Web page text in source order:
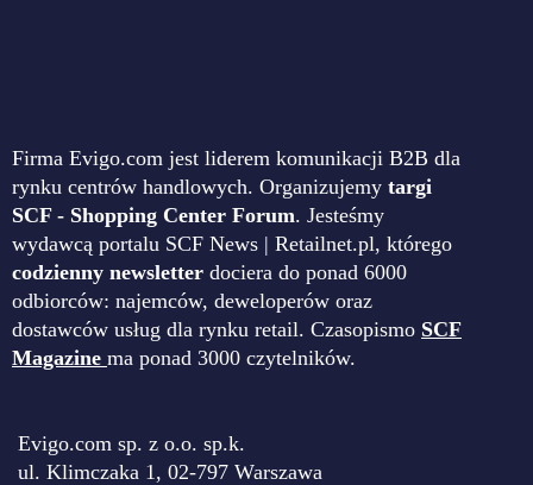
Firma Evigo.com jest liderem komunikacji B2B dla
rynku centrów handlowych. Organizujemy targi
SCF - Shopping Center Forum. Jesteśmy
wydawcą portalu SCF News | Retailnet.pl, którego
codzienny newsletter dociera do ponad 6000
odbiorców: najemców, deweloperów oraz
dostawców usług dla rynku retail. Czasopismo SCF
Magazine ma ponad 3000 czytelników.
Evigo.com sp. z o.o. sp.k.
ul. Klimczaka 1, 02-797 Warszawa